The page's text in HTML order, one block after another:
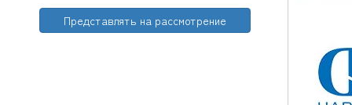
Представлять на рассмотрение